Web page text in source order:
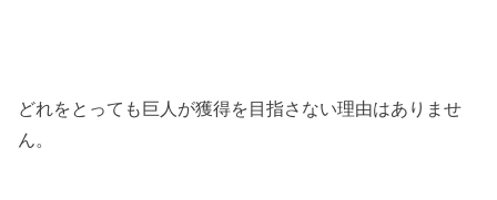
どれをとっても巨人が獲得を目指さない理由はありませ
ん。